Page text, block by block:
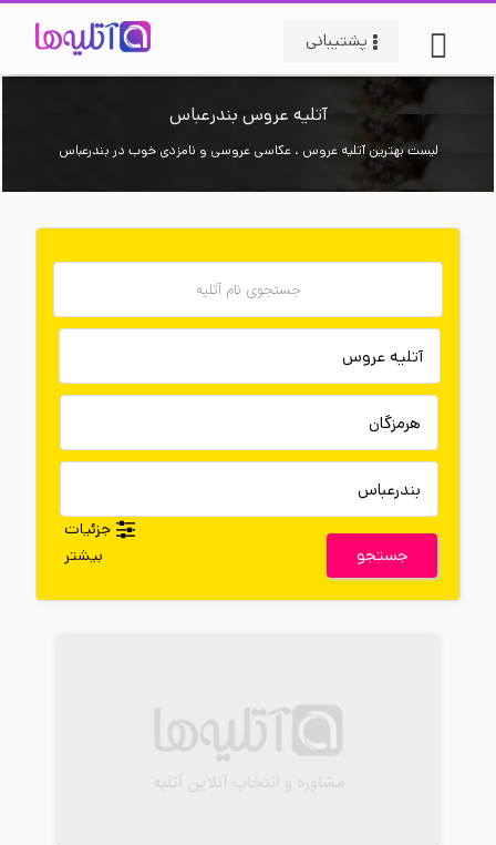
پشتیبانی
آتلیه عروس بندرعباس
لیست بهترین آتلیه عروس ، عکاسی عروسی و نامزدی خوب در بندرعباس
جستجو
جزئیات
بیشتر